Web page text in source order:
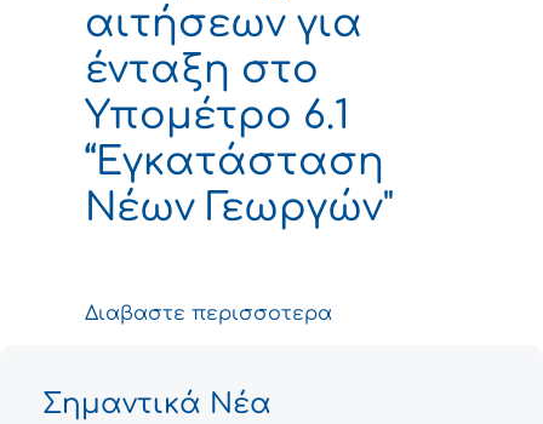
αιτήσεων για
ένταξη στο
Υπομέτρο 6.1
“Εγκατάσταση
Νέων Γεωργών"
Διαβαστε περισσοτερα
Σημαντικά Νέα